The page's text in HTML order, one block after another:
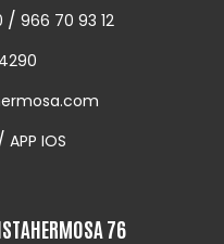
/ 966 70 93 12
APP IOS
76